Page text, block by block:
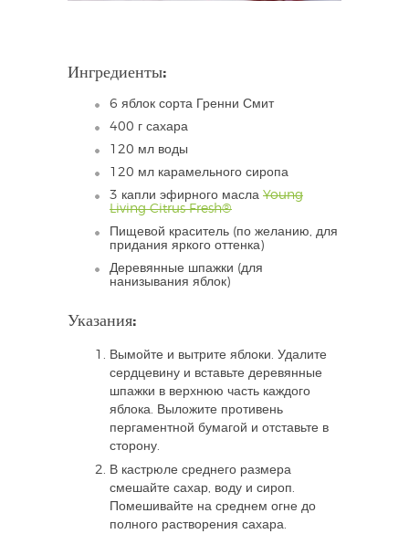
Ингредиенты:
6 яблок сорта Гренни Смит
400 г сахара
120 мл воды
120 мл карамельного сиропа
3 капли эфирного масла Young
Living Citrus Fresh®
Пищевой краситель (по желанию, для
придания яркого оттенка)
Деревянные шпажки (для
нанизывания яблок)
Указания:
Вымойте и вытрите яблоки. Удалите
сердцевину и вставьте деревянные
шпажки в верхнюю часть каждого
яблока. Выложите противень
пергаментной бумагой и отставьте в
сторону.
В кастрюле среднего размера
смешайте сахар, воду и сироп.
Помешивайте на среднем огне до
полного растворения сахара.